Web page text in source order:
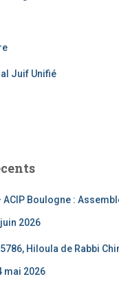
h
Juif Unifié
ACIP Boulogne :
2026
Hiloula de Rabbi
mai 2026